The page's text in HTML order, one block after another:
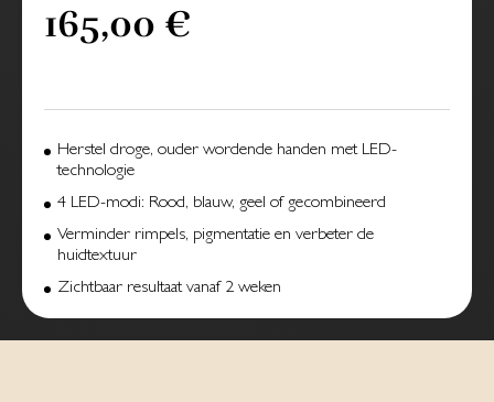
165,00 €
Herstel droge, ouder wordende handen met LED-
technologie
4 LED-modi: Rood, blauw, geel of gecombineerd
Verminder rimpels, pigmentatie en verbeter de
huidtextuur
Zichtbaar resultaat vanaf 2 weken